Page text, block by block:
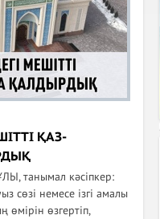
ҚАЗ-
танымал кәсіпкер:
сөзі немесе ізгі амалы
өзгертіп,